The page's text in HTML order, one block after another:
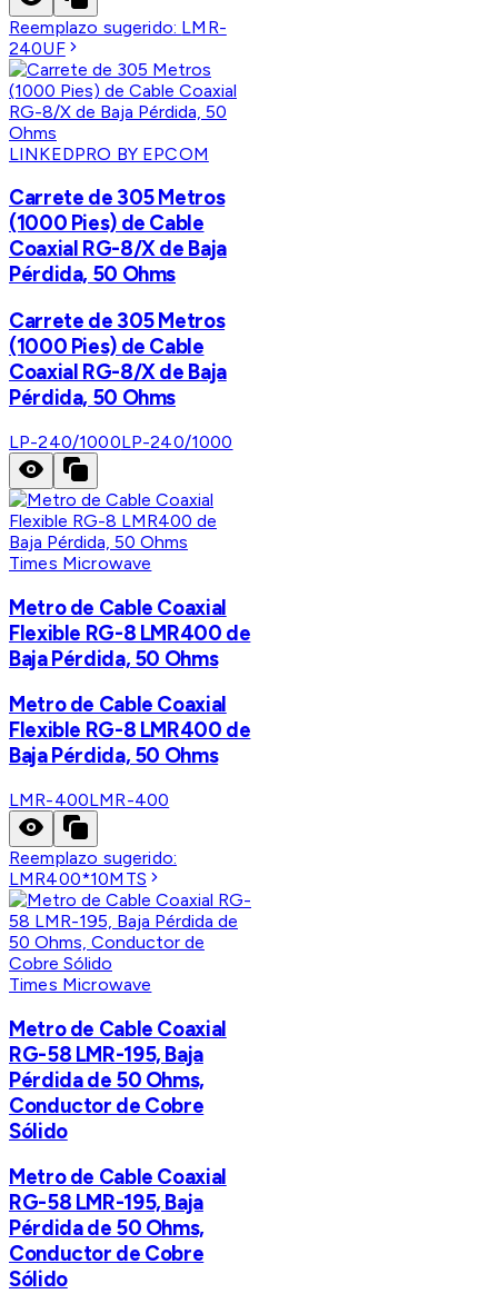
Reemplazo sugerido: LMR-
240UF
LINKEDPRO BY EPCOM
Carrete de 305 Metros
(1000 Pies) de Cable
Coaxial RG-8/X de Baja
Pérdida, 50 Ohms
Carrete de 305 Metros
(1000 Pies) de Cable
Coaxial RG-8/X de Baja
Pérdida, 50 Ohms
LP-240/1000LP-240/1000
Times Microwave
Metro de Cable Coaxial
Flexible RG-8 LMR400 de
Baja Pérdida, 50 Ohms
Metro de Cable Coaxial
Flexible RG-8 LMR400 de
Baja Pérdida, 50 Ohms
LMR-400LMR-400
Reemplazo sugerido:
LMR400*10MTS
Times Microwave
Metro de Cable Coaxial
RG-58 LMR-195, Baja
Pérdida de 50 Ohms,
Conductor de Cobre
Sólido
Metro de Cable Coaxial
RG-58 LMR-195, Baja
Pérdida de 50 Ohms,
Conductor de Cobre
Sólido